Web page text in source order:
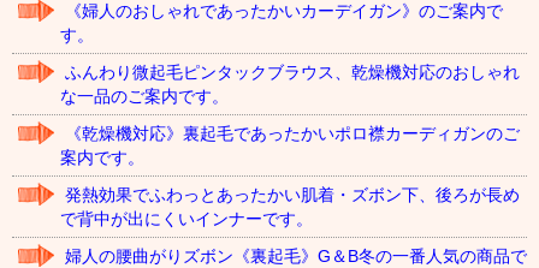
《婦人のおしゃれであったかいカーデイガン》のご案内で
す。
ふんわり微起毛ピンタックブラウス、乾燥機対応のおしゃれ
な一品のご案内です。
《乾燥機対応》裏起毛であったかいポロ襟カーディガンのご
案内です。
発熱効果でふわっとあったかい肌着・ズボン下、後ろが長め
で背中が出にくいインナーです。
婦人の腰曲がりズボン《裏起毛》G＆B冬の一番人気の商品で